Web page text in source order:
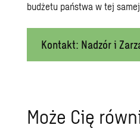
budżetu państwa w tej
Kontakt: Nadzór i
Może Cię